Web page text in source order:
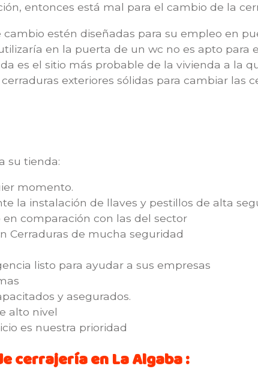
entonces está mal para el cambio de la
estén diseñadas para su empleo en
en la puerta de un wc no es apto para
es el sitio más probable de la vivienda a la
exteriores sólidas para cambiar las
su tienda:
momento.
la instalación de llaves y pestillos de alta
comparación con las del sector
Cerraduras de mucha seguridad
listo para ayudar a sus empresas
y asegurados.
alto nivel
es nuestra prioridad
cerrajería en La Algaba :